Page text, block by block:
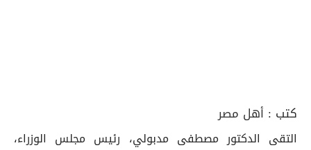
كتب : أهل مصر
التقى الدكتور مصطفى مدبولي، رئيس مجلس الوزراء،